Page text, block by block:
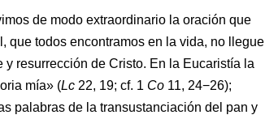
de modo extraordinario la oración que
que todos encontramos en la vida, no llegue
y resurrección de Cristo. En la Eucaristía la
mía» (Lc 22, 19; cf. 1 Co 11, 24−26);
palabras de la transustanciación del pan y